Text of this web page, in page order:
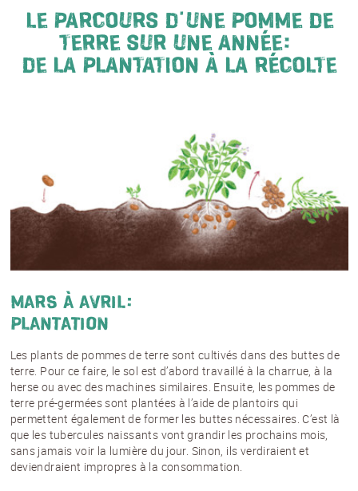
LE PARCOURS D’UNE POMME DE
TERRE SUR UNE ANNÉE:
DE LA PLANTATION À LA RÉCOLTE
mars à avril:
plantation
Les plants de pommes de terre sont cultivés dans des buttes de
terre. Pour ce faire, le sol est d’abord travaillé à la charrue, à la
herse ou avec des machines similaires. Ensuite, les pommes de
terre pré-germées sont plantées à l’aide de plantoirs qui
permettent également de former les buttes nécessaires. C’est là
que les tubercules naissants vont grandir les prochains mois,
sans jamais voir la lumière du jour. Sinon, ils verdiraient et
deviendraient impropres à la consommation.
NEWSLETTER
Inscrivez-vous et recevez 12 fois par an les
nouvelles sur les pommes de terre.
Veuillez choisir...
EMAIL*
PRÉNOM*